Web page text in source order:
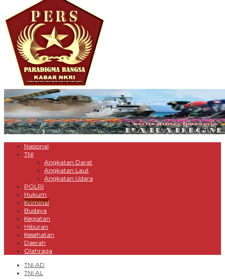
Nasional
TNI
Angkatan Darat
Angkatan Laut
Angkatan Udara
POLRI
Hukum
Kriminal
Budaya
Kegiatan
Hiburan
Kesehatan
Daerah
Olahraga
TNI AD
TNI AL